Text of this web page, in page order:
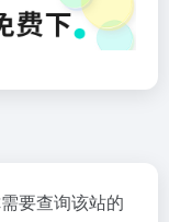
要查询该站的